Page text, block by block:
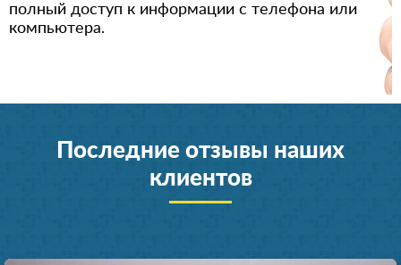
полный доступ к информации с телефона или
компьютера.
Последние отзывы наших
клиентов